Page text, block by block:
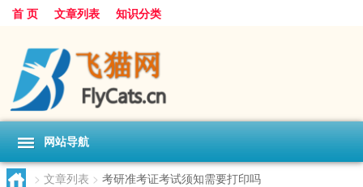
首 页 文章列表 知识分类
网站导航
> 文章列表 > 考研准考证考试须知需要打印吗